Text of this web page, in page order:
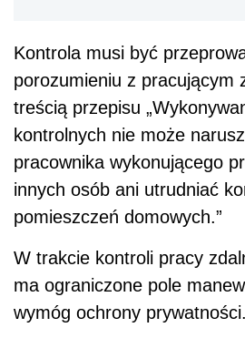
Kontrola musi być
porozumieniu z pracującym
treścią przepisu
kontrolnych nie może
pracownika wykonującego
innych osób ani utrudniać
pomieszczeń domowych.”
W trakcie kontroli pracy
ma ograniczone pole
wymóg ochrony prywatności.